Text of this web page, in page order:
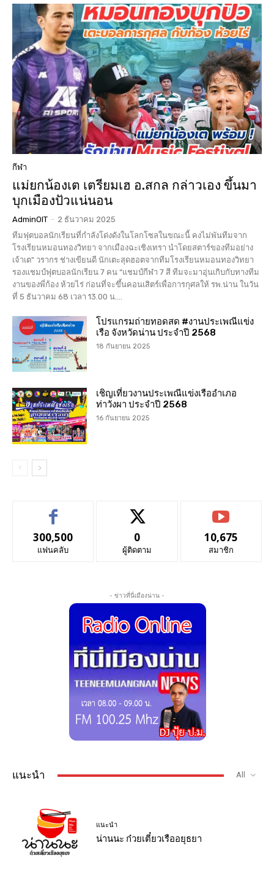
กีฬา
แม่ยกน้องเต เตรียมเฮ อ.สกล กล่าวเอง ขึ้นมา
บุกเมืองปัวแน่นอน
AdminOIT - 2 ธันวาคม 2025
ทีมฟุตบอลนักเรียนที่กำลังโด่งดังในโลกโซลในขณะนี้ คงไม่พันทีมจาก
โรงเรียนหมอนทองวิทยา จากเมืองฉะเชิงเทรา นำโดยสตาร์ของทีมอย่าง
เจ้าเต" วรากร ช่างเขียนดี นักเตะสุดฮอตจากทีมโรงเรียนหมอนทองวิทยา
รองแชมป์ฟุตบอลนักเรียน 7 คน “แชมป์กีฬา 7 สี ทีมจะมาอุ่นเกิบกับทางทีม
งานของพี่ก้อง ห้วยไร่ ก่อนที่จะขึ้นคอนเสิตร์เพื่อการกุศลให้ รพ.น่าน ในวัน
ที่ 5 ธันวาคม 68 เวลา 13.00 น....
โปรแกรมถ่ายทอดสด #งานประเพณีแข่ง
เรือ จังหวัดน่าน ประจำปี 2568
18 กันยายน 2025
เชิญเที่ยวงานประเพณีแข่งเรืออำเภอ
ท่าวังผา ประจำปี 2568
16 กันยายน 2025
300,500
แฟนคลับ
0
ผู้ติดตาม
10,675
สมาชิก
- ข่าวที่นี่เมืองน่าน -
แนะนำ All
แนะนำ
น่านนะ ก๋วยเตี๋ยวเรืออยุธยา